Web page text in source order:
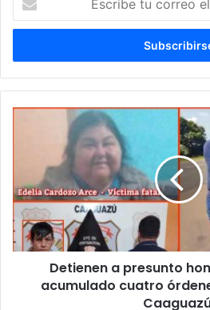
correo
Detienen a presunto
acumulado cuatro